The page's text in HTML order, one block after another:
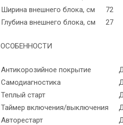
Ширина внешнего блока, см
72
Глубина внешнего блока, см
27
ОСОБЕННОСТИ
Антикорозийное покрытие
Самодиагностика
Теплый старт
Таймер включения/выключения
Авторестарт